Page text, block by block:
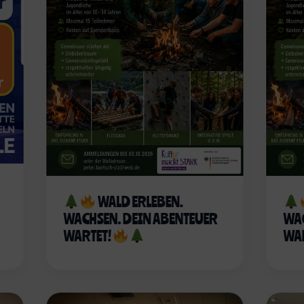
WALD ERLEBEN.
WACHSEN. DEIN ABENTEUER
WARTET!